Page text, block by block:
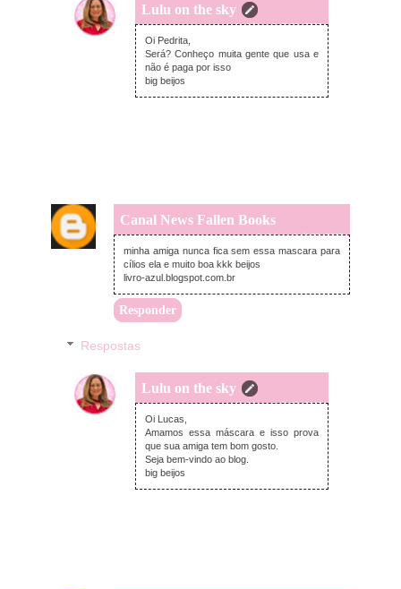
Lulu on the sky
segunda-feira, abril 20, 2015
Oi Pedrita,
Será? Conheço muita gente que usa e
não é paga por isso
big beijos
Canal News Fallen Books
segunda-feira, abril 20, 2015
minha amiga nunca fica sem essa mascara para
cílios ela e muito boa kkk beijos
livro-azul.blogspot.com.br
Responder
Respostas
Lulu on the sky
segunda-feira, abril 20, 2015
Oi Lucas,
Amamos essa máscara e isso prova
que sua amiga tem bom gosto.
Seja bem-vindo ao blog.
big beijos